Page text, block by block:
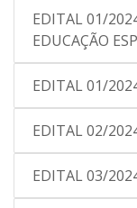
EDITAL 01/
EDUCAÇÃO
EDITAL 01/
EDITAL 02/
EDITAL 03/